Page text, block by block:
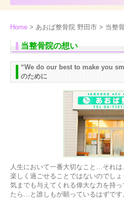
Home > あおば整骨院 野田市 > 当整
当整骨院の想い
“We do our best to make you
のために
人生において一番大切なこと…それ
楽しく過ごせることではないのでし
気までも与えてくれる偉大な力を持
たら…と誰しもが願っているはずで